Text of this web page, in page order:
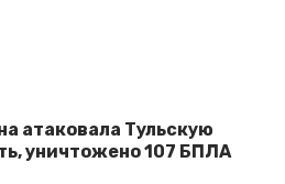
атаковала Тульскую
уничтожено 107 БПЛА